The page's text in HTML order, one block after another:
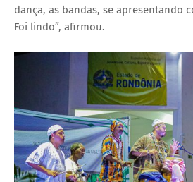
dança, as bandas, se apresentando
Foi lindo”, afirmou.